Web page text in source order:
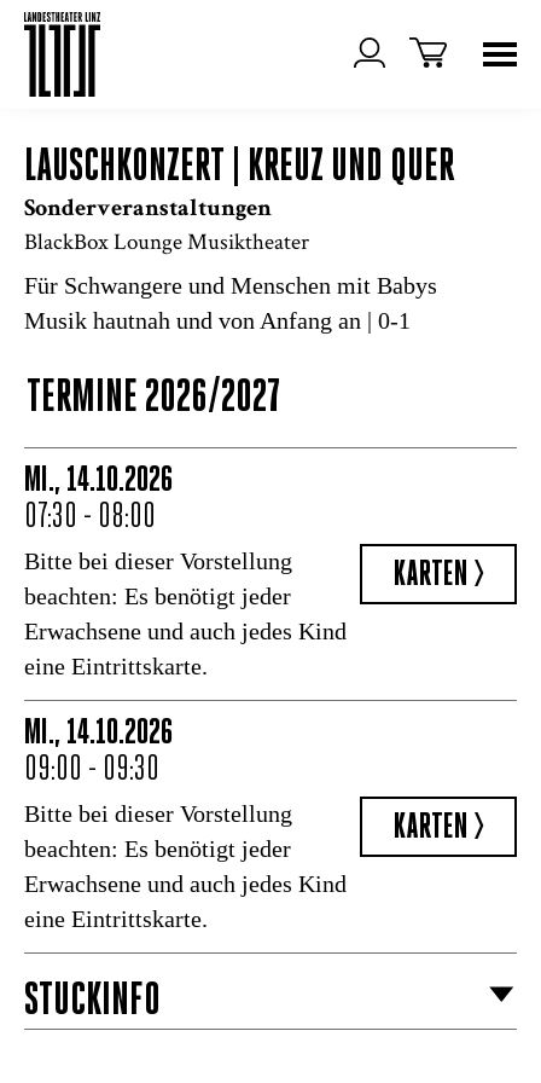
LAUSCHKONZERT | KREUZ UND QUER
Sonderveranstaltungen
BlackBox Lounge Musiktheater
Für Schwangere und Menschen mit Babys
Musik hautnah und von Anfang an | 0-1
TERMINE 2026/2027
MI., 14.10.2026
07:30 - 08:00
Bitte bei dieser Vorstellung
beachten: Es benötigt jeder
Erwachsene und auch jedes Kind
eine Eintrittskarte.
KARTEN >
MI., 14.10.2026
09:00 - 09:30
Bitte bei dieser Vorstellung
beachten: Es benötigt jeder
Erwachsene und auch jedes Kind
eine Eintrittskarte.
KARTEN >
STÜCKINFO